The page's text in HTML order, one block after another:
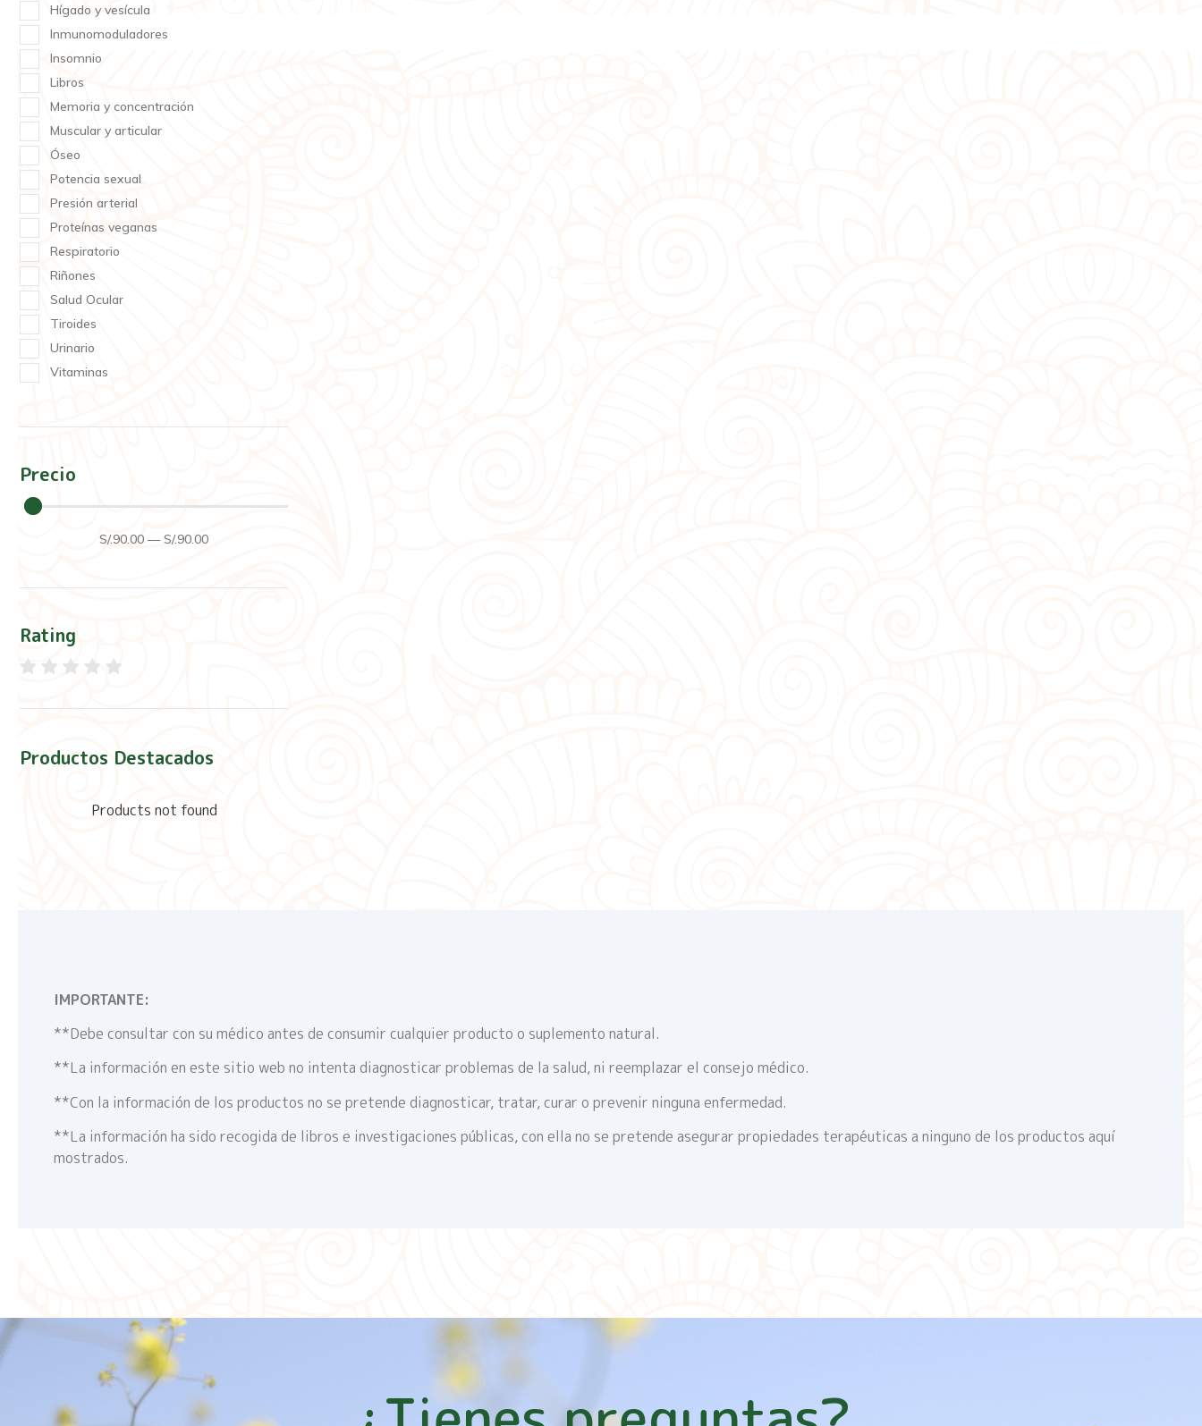
Hígado y vesícula
Inmunomoduladores
Insomnio
Libros
Memoria y concentración
Muscular y articular
Óseo
Potencia sexual
Presión arterial
Proteínas veganas
Respiratorio
Riñones
Salud Ocular
Tiroides
Urinario
Vitaminas
Precio
S/.90.00 —S/.90.00
Rating
Productos Destacados
Products not found
IMPORTANTE:
**Debe consultar con su médico antes de consumir cualquier producto o suplemento natural.
**La información en este sitio web no intenta diagnosticar problemas de la salud, ni reemplazar el consejo médico.
**Con la información de los productos no se pretende diagnosticar, tratar, curar o prevenir ninguna enfermedad.
**La información ha sido recogida de libros e investigaciones públicas, con ella no se pretende asegurar propiedades terapéuticas a ninguno de los productos aquí
mostrados.